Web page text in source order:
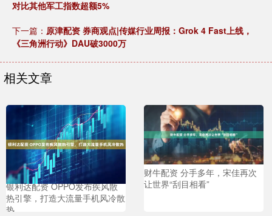
对比其他军工指数超额5%
下一篇： 原津配资 券商观点|传媒行业周报：Grok 4 Fast上线，
《三角洲行动》DAU破3000万
相关文章
银利达配资 OPPO发布疾风散
热引擎，打造大流量手机风冷散
热
财牛配资 分手多年，宋佳再次
让世界“刮目相看”